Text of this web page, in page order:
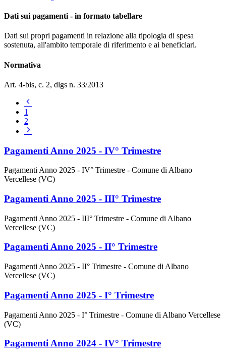
Dati sui pagamenti - in formato tabellare
Dati sui propri pagamenti in relazione alla tipologia di spesa
sostenuta, all'ambito temporale di riferimento e ai beneficiari.
Normativa
Art. 4-bis, c. 2, dlgs n. 33/2013
1
2
Pagamenti Anno 2025 - IV° Trimestre
Pagamenti Anno 2025 - IV° Trimestre - Comune di Albano
Vercellese (VC)
Pagamenti Anno 2025 - III° Trimestre
Pagamenti Anno 2025 - III° Trimestre - Comune di Albano
Vercellese (VC)
Pagamenti Anno 2025 - II° Trimestre
Pagamenti Anno 2025 - II° Trimestre - Comune di Albano
Vercellese (VC)
Pagamenti Anno 2025 - I° Trimestre
Pagamenti Anno 2025 - I° Trimestre - Comune di Albano Vercellese
(VC)
Pagamenti Anno 2024 - IV° Trimestre